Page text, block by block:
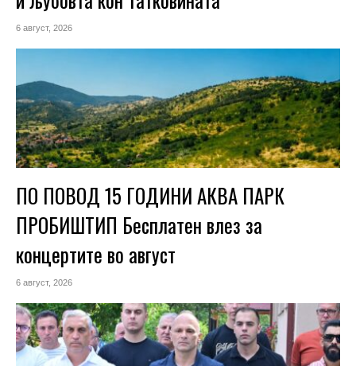
6 август, 2026
ПО ПОВОД 15 ГОДИНИ АКВА ПАРК
ПРОБИШТИП Бесплатен влез за
концертите во август
6 август, 2026